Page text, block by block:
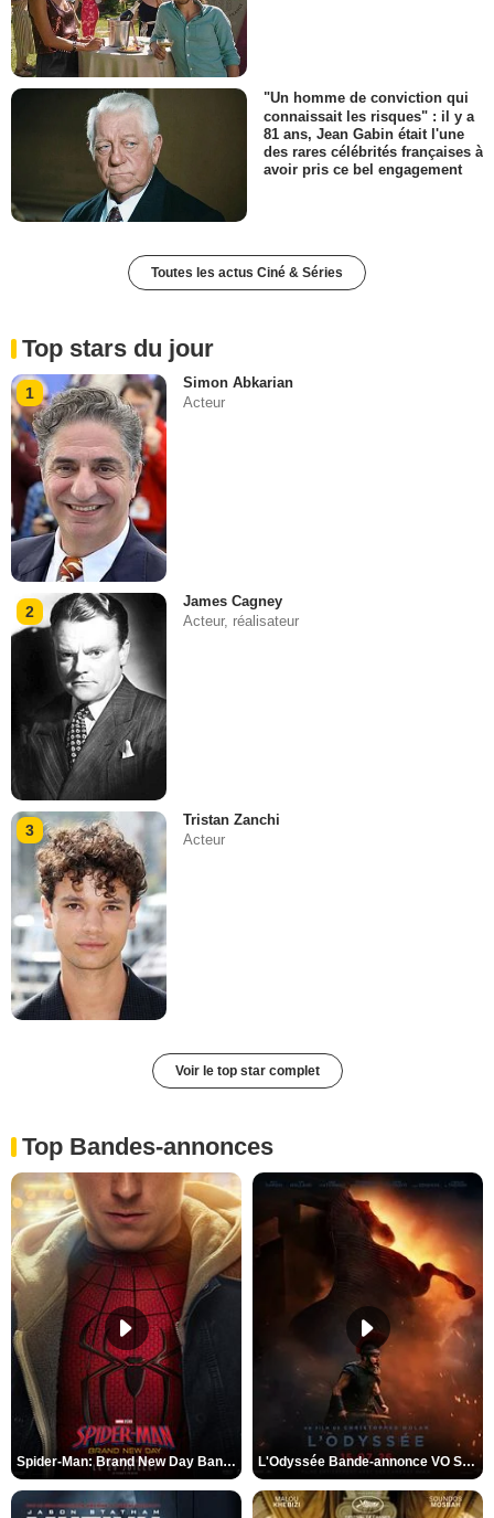
"Un homme de conviction qui
connaissait les risques" : il y a
81 ans, Jean Gabin était l'une
des rares célébrités françaises à
avoir pris ce bel engagement
Toutes les actus Ciné & Séries
Top stars du jour
1
Simon Abkarian
Acteur
2
James Cagney
Acteur, réalisateur
3
Tristan Zanchi
Acteur
Voir le top star complet
Top Bandes-annonces
Spider-Man: Brand New Day Bande-annonce VO STFR L'Odyssée Bande-annonce VO STFR